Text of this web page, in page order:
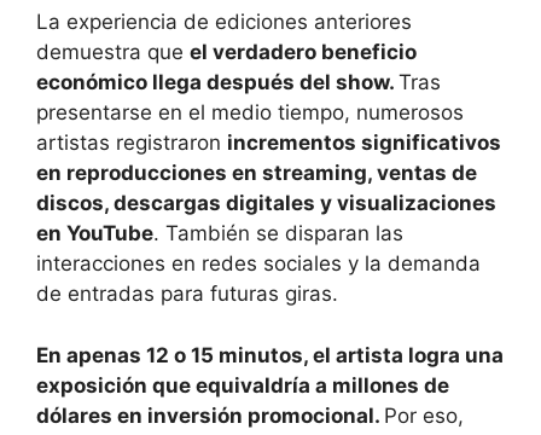
La experiencia de ediciones anteriores
demuestra que el verdadero beneficio
económico llega después del show. Tras
presentarse en el medio tiempo, numerosos
artistas registraron incrementos significativos
en reproducciones en streaming, ventas de
discos, descargas digitales y visualizaciones
en YouTube. También se disparan las
interacciones en redes sociales y la demanda
de entradas para futuras giras.
En apenas 12 o 15 minutos, el artista logra una
exposición que equivaldría a millones de
dólares en inversión promocional. Por eso,